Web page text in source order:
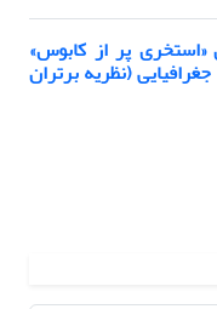
پر از کابوس»
(نظریه برتران